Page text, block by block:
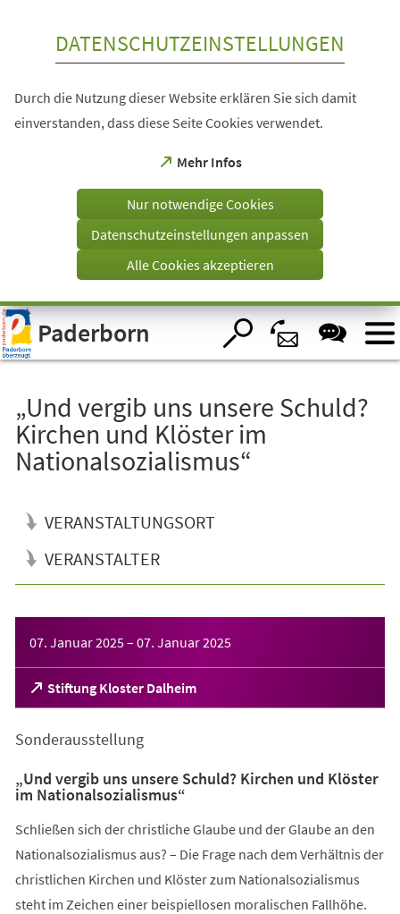
Visuelle
Assistenzsoftware
öffnen.
DATENSCHUTZEINSTELLUNGEN
Durch die Nutzung dieser Website erklären Sie sich damit
einverstanden, dass diese Seite Cookies verwendet.
Mehr Infos
(Öffnet
einem
Tab)
Nur notwendige Cookies
Datenschutzeinstellungen anpassen
Alle Cookies akzeptieren
Paderborn
„Und vergib uns unsere Schuld?
Kirchen und Klöster im
Nationalsozialismus“
VERANSTALTUNGSORT
VERANSTALTER
07. Januar 2025– 07. Januar 2025
Stiftung Kloster Dalheim
(Öffnet
in
neuen
Sonderausstellung
„Und vergib uns unsere Schuld? Kirchen und Klöster
im Nationalsozialismus“
Schließen sich der christliche Glaube und der Glaube an den
Nationalsozialismus aus? – Die Frage nach dem Verhältnis der
christlichen Kirchen und Klöster zum Nationalsozialismus
steht im Zeichen einer beispiellosen moralischen Fallhöhe.